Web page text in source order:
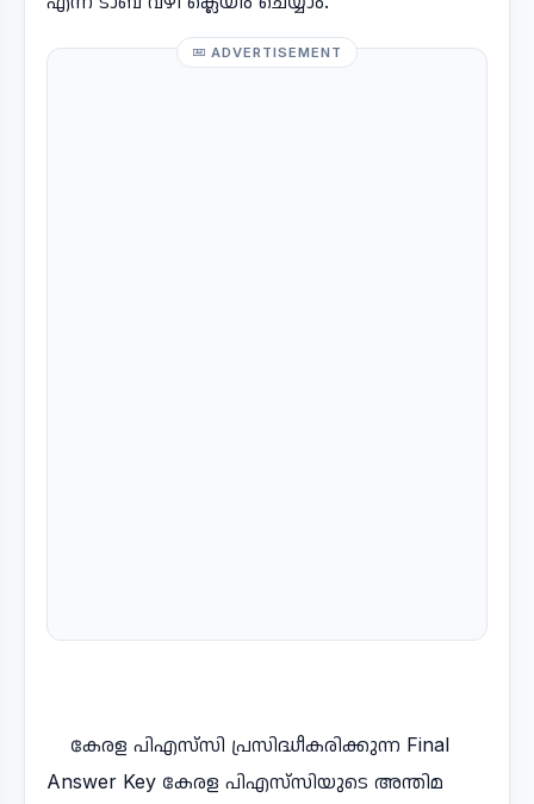
ADVERTISEMENT
കേരള പിഎസ്‌സി പ്രസിദ്ധീകരിക്കുന്ന Final
Answer Key കേരള പിഎസ്‌സിയുടെ അന്തിമ